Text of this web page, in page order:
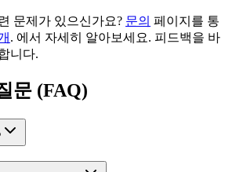
문제가 있으신가요? 문의 페이지를 통
. 에서 자세히 알아보세요. 피드백을 바
니다.
문 (FAQ)